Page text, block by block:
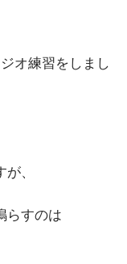
オ練習をしまし
、
らすのは